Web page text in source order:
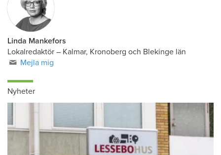
Linda Mankefors
Lokalredaktör – Kalmar, Kronoberg och Blekinge län
Mejla mig
Nyheter